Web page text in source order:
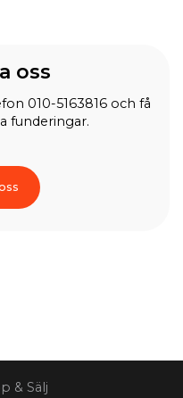
oss
010-5163816 och få
funderingar.
& Sälj